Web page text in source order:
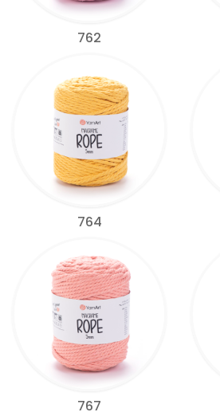
762
764
767